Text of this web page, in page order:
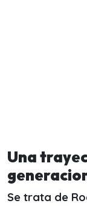
Una
Se trata de